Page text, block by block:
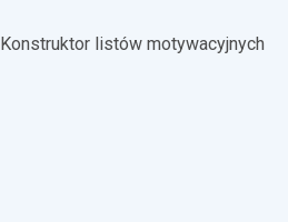
Konstruktor listów motywacyjnych